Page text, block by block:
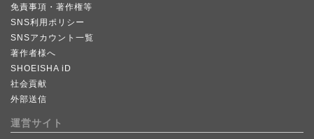
免責事項・著作権等
SNS利用ポリシー
SNSアカウント一覧
著作者様へ
SHOEISHA iD
社会貢献
外部送信
運営サイト